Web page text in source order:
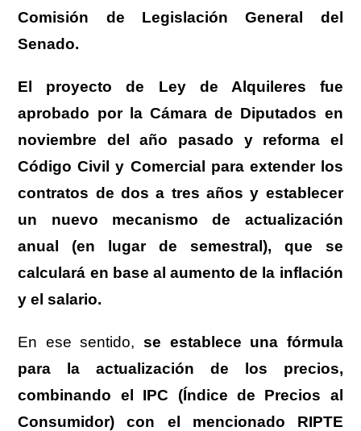
Comisión de Legislación General del
Senado.
El proyecto de Ley de Alquileres fue
aprobado por la Cámara de Diputados en
noviembre del año pasado y reforma el
Código Civil y Comercial para extender los
contratos de dos a tres años y establecer
un nuevo mecanismo de actualización
anual (en lugar de semestral), que se
calculará en base al aumento de la inflación
y el salario.
En ese sentido, se establece una fórmula
para la actualización de los precios,
combinando el IPC (Índice de Precios al
Consumidor) con el mencionado RIPTE